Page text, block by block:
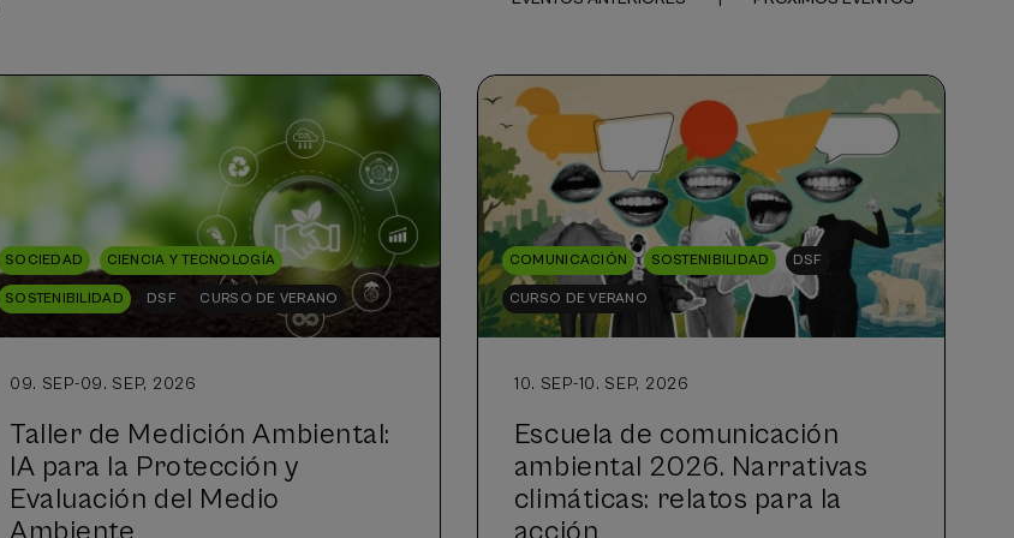
SOCIEDAD CIENCIA Y TECNOLOGÍA
SOSTENIBILIDAD DSF CURSO DE VERANO
09. SEP-09. SEP, 2026
Taller de Medición Ambiental:
IA para la Protección y
Evaluación del Medio
COMUNICACIÓN SOSTENIBILIDAD DSF
CURSO DE VERANO
10. SEP-10. SEP, 2026
Escuela de comunicación
ambiental 2026. Narrativas
climáticas: relatos para la